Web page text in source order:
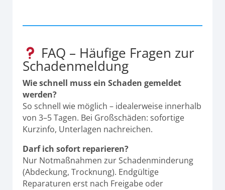
FAQ – Häufige Fragen zur
Schadenmeldung
Wie schnell muss ein Schaden gemeldet
werden?
So schnell wie möglich – idealerweise innerhalb
von 3–5 Tagen. Bei Großschäden: sofortige
Kurzinfo, Unterlagen nachreichen.
Darf ich sofort reparieren?
Nur Notmaßnahmen zur Schadenminderung
(Abdeckung, Trocknung). Endgültige
Reparaturen erst nach Freigabe oder